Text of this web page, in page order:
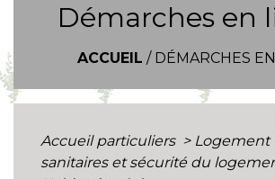
Démarches en
ACCUEIL / DÉMARCHES
Accueil particuliers > Logement
sanitaires et sécurité du